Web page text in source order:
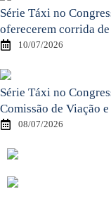
Série Táxi no
oferecerem corrida
10/07/2026
Série Táxi no
Comissão de Viação
08/07/2026